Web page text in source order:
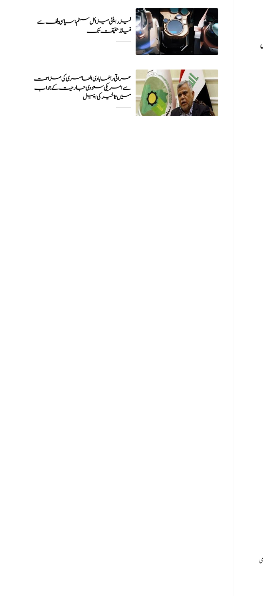
لیزر اینٹی میزائل سسٹم؛ سیاسی بلف سے
فیلڈ حقیقت تک
عراقی رہنما ہادی العامری کی مزاحمت
سے امریکی سعودی جارحیت کے جواب
میں تاخیر کی اپیل